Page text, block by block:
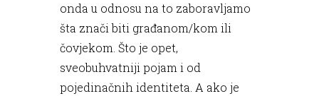
onda u odnosu na to zaboravljamo
šta znači biti građanom/kom ili
čovjekom. Što je opet,
sveobuhvatniji pojam i od
pojedinačnih identiteta. A ako je